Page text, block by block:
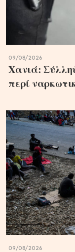
09/08/2026
Χανιά:
περί
09/08/2026